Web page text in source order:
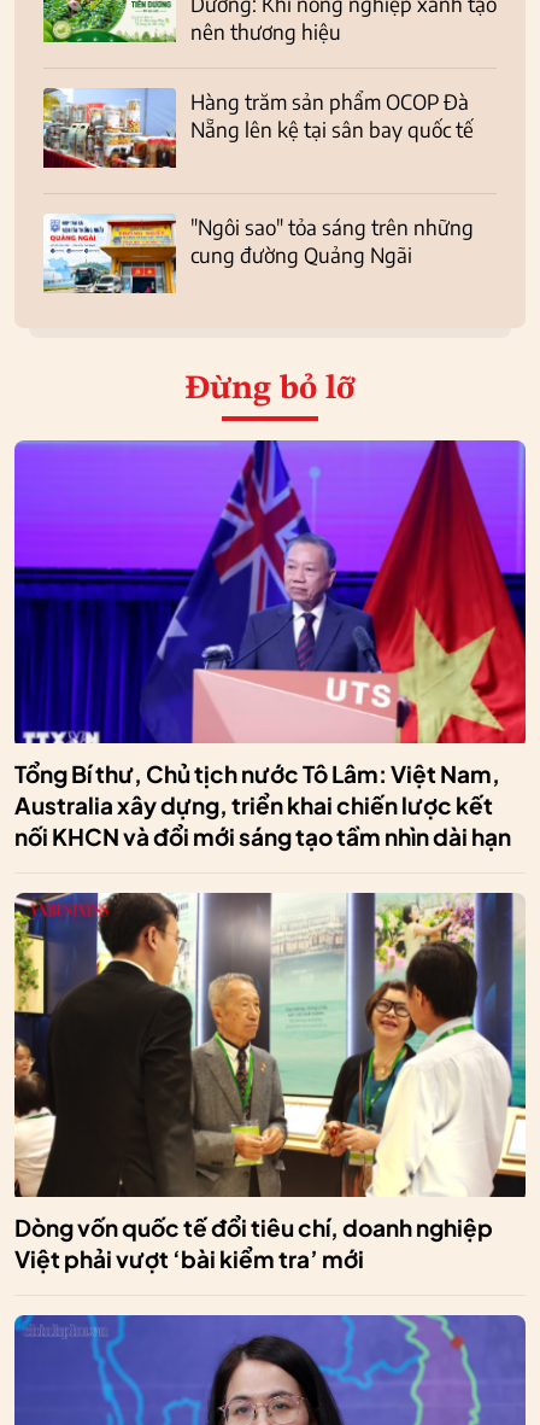
nên thương hiệu
Hàng trăm sản phẩm OCOP Đà
Nẵng lên kệ tại sân bay quốc tế
"Ngôi sao" tỏa sáng trên những
cung đường Quảng Ngãi
Đừng bỏ lỡ
Tổng Bí thư, Chủ tịch nước Tô Lâm: Việt Nam,
Australia xây dựng, triển khai chiến lược kết
nối KHCN và đổi mới sáng tạo tầm nhìn dài hạn
Dòng vốn quốc tế đổi tiêu chí, doanh nghiệp
Việt phải vượt ‘bài kiểm tra’ mới